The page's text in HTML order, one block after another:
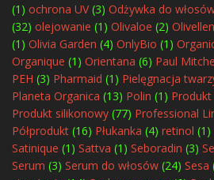
(1) ochrona UV(3) Odżywka do
(32) olejowanie (1) Olivaloe (2)
(1) Olivia Garden (4) OnlyBio (1)
Organique (1) Orientana (6) Paul
PEH (3) Pharmaid (1) Pielęgnacja
Planeta Organica (13) Polin (1)
Produkt silikonowy (77) Professional
Półprodukt (16) Płukanka (4) retinol (1)
Satinique (1) Sattva (1) Seboradin (3)
Serum (3) Serum do włosów (24) Sesa